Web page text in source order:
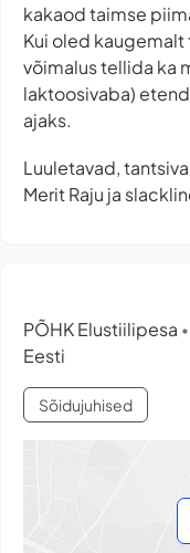
kakaod taimse
Kui oled kaugemalt
võimalus tellida ka
laktoosivaba)
ajaks.
Luuletavad,
Merit Raju ja
PÕHK Elustiilipesa •
Eesti
Sõidujuhised